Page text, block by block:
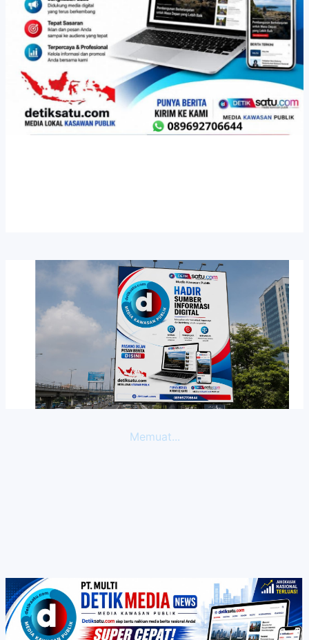
Memuat...